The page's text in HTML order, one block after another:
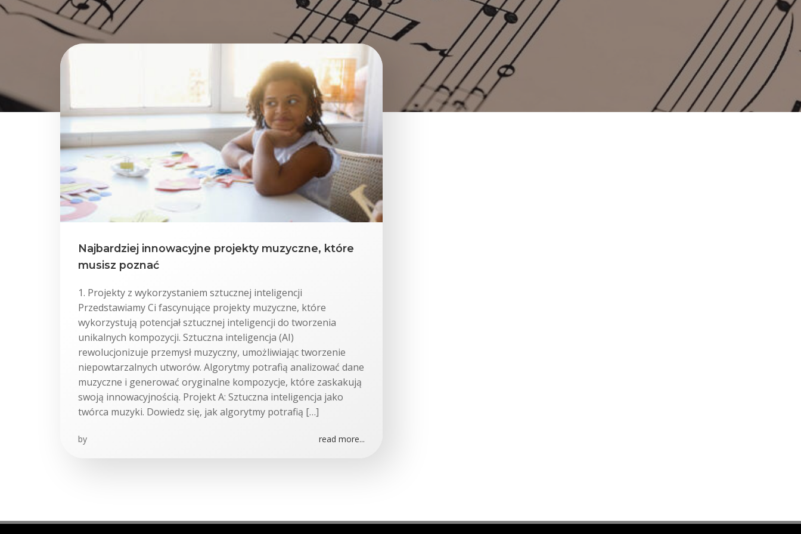
Najbardziej innowacyjne projekty muzyczne, które
musisz poznać
1. Projekty z wykorzystaniem sztucznej inteligencji
Przedstawiamy Ci fascynujące projekty muzyczne, które
wykorzystują potencjał sztucznej inteligencji do tworzenia
unikalnych kompozycji. Sztuczna inteligencja (AI)
rewolucjonizuje przemysł muzyczny, umożliwiając tworzenie
niepowtarzalnych utworów. Algorytmy potrafią analizować dane
muzyczne i generować oryginalne kompozycje, które zaskakują
swoją innowacyjnością. Projekt A: Sztuczna inteligencja jako
twórca muzyki. Dowiedz się, jak algorytmy potrafią […]
by read more...